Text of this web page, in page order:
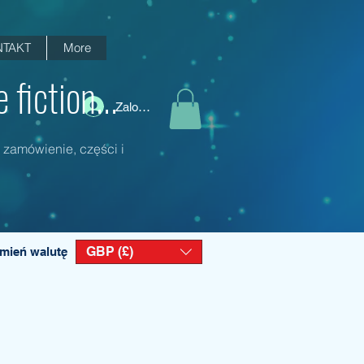
More
Zaloguj się
fiction...
części i
walutę GBP (£)